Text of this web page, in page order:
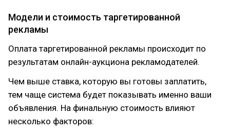
Модели и стоимость таргетированной
рекламы
Оплата таргетированной рекламы происходит по
результатам онлайн-аукциона рекламодателей.
Чем выше ставка, которую вы готовы заплатить,
тем чаще система будет показывать именно ваши
объявления. На финальную стоимость влияют
несколько факторов: